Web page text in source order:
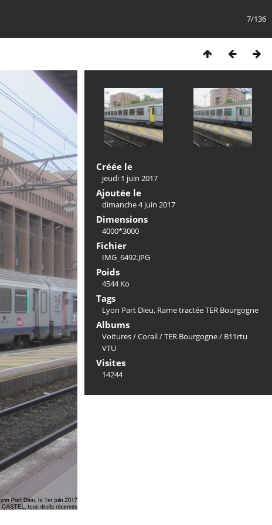
7/136
Créée le
jeudi 1 juin 2017
Ajoutée le
dimanche 4 juin 2017
Dimensions
4000*3000
Fichier
IMG_6492.JPG
Poids
4544 Ko
Tags
Lyon Part Dieu, Rame tractée TER Bourgogne
Albums
Voitures/Corail/TER Bourgogne/ B11rtu
VTU
Visites
14244